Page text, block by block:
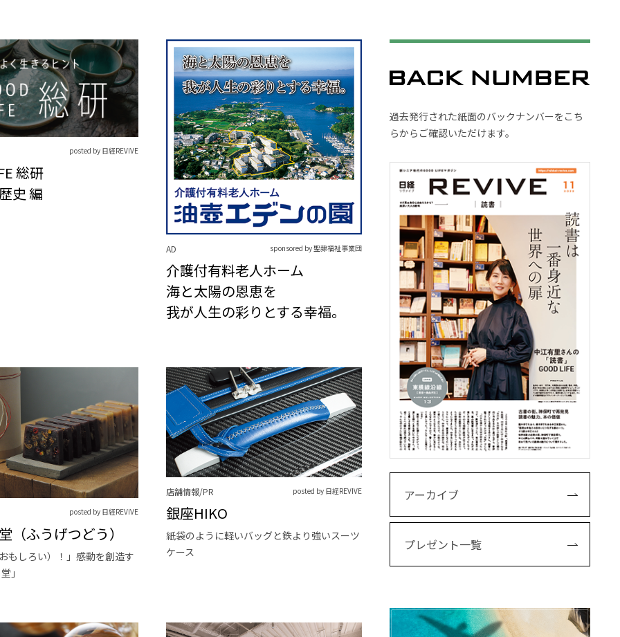
posted by 日経REVIVE
総研
史 編
AD sponsored by 聖隷福祉事業団
介護付有料老人ホーム
海と太陽の恩恵を
我が人生の彩りとする幸福。
posted by 日経REVIVE
（ふうげつどう）
もしろい）！」感動を創造す
」
店舗情報/PR posted by 日経REVIVE
銀座HIKO
紙袋のように軽いバッグと鉄より強いスーツ
ケース
過去発行された紙面のバックナンバーをこち
らからご確認いただけます。
アーカイブ
プレゼント一覧